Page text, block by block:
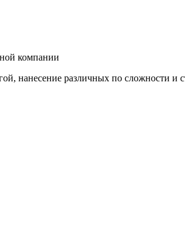
компании
нанесение различных по сложности и